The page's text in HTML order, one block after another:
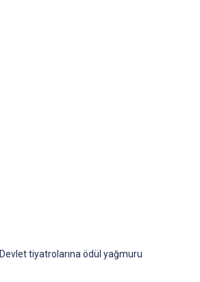
Devlet tiyatrolarına ödül yağmuru